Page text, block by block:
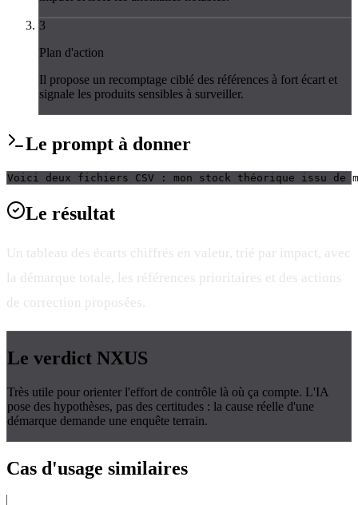
3
Plan d'action
Il propose un recomptage ciblé des références à fort écart et
signale les produits sensibles à surveiller.
Le prompt à donner
Voici deux fichiers CSV : mon stock théorique issu
Le résultat
Un tableau des écarts chiffrés en valeur, trié par impact, avec
la démarque totale, les références prioritaires et des actions
de correction proposées.
Le verdict NXUS
Très utile pour orienter l'effort de contrôle là où ça compte. L'IA
pose des hypothèses, pas des certitudes : la cause réelle d'une
démarque demande une enquête terrain.
Cas d'usage similaires